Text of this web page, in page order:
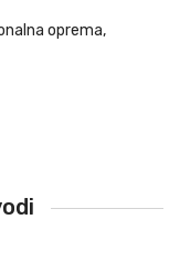
oprema,